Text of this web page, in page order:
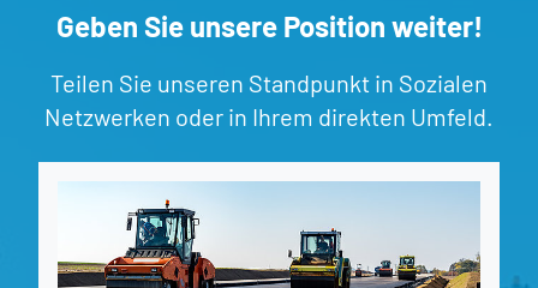
Geben Sie unsere Position weiter!
Teilen Sie unseren Standpunkt in Sozialen
Netzwerken oder in Ihrem direkten Umfeld.